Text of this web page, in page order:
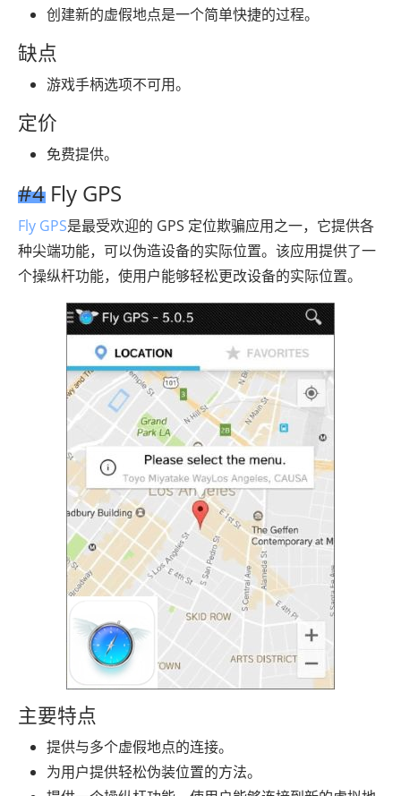
创建新的虚假地点是一个简单快捷的过程。
缺点
游戏手柄选项不可用。
定价
免费提供。
#4 Fly GPS
Fly GPS是最受欢迎的 GPS 定位欺骗应用之一，它提供各
种尖端功能，可以伪造设备的实际位置。该应用提供了一
个操纵杆功能，使用户能够轻松更改设备的实际位置。
主要特点
提供与多个虚假地点的连接。
为用户提供轻松伪装位置的方法。